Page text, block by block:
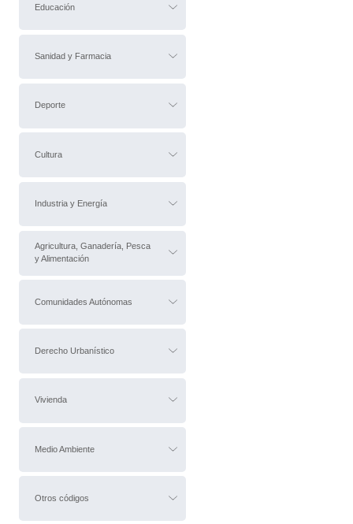
Educación
Sanidad y Farmacia
Deporte
Cultura
Industria y Energía
Agricultura, Ganadería, Pesca
y Alimentación
Comunidades Autónomas
Derecho Urbanístico
Vivienda
Medio Ambiente
Otros códigos